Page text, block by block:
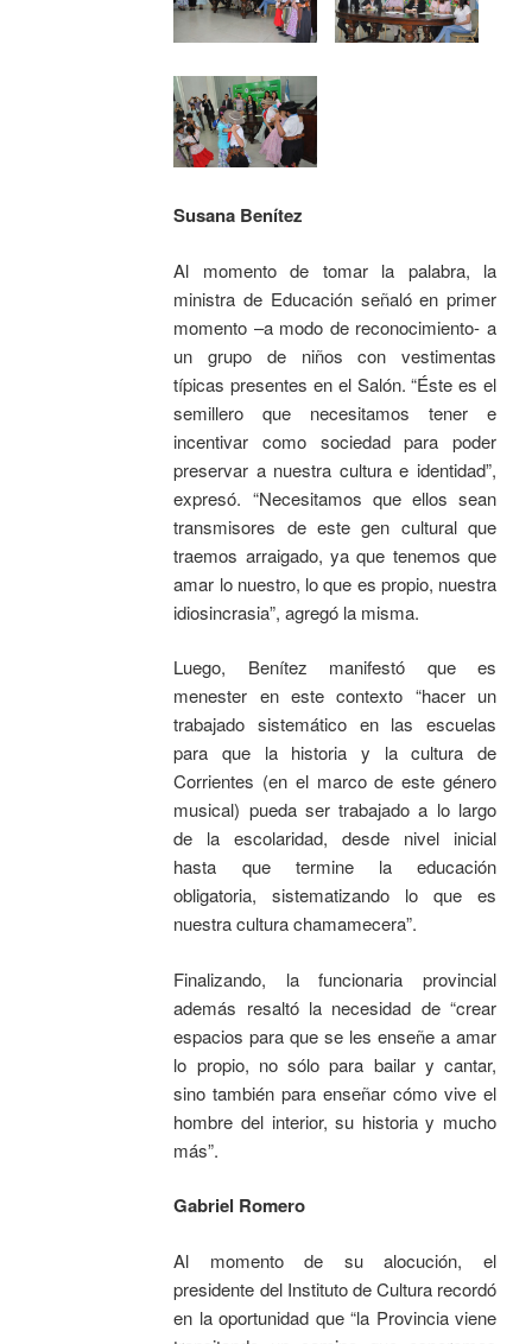
Susana Benítez
Al momento de tomar la palabra, la
ministra de Educación señaló en primer
momento –a modo de reconocimiento- a
un grupo de niños con vestimentas
típicas presentes en el Salón. “Éste es el
semillero que necesitamos tener e
incentivar como sociedad para poder
preservar a nuestra cultura e identidad”,
expresó. “Necesitamos que ellos sean
transmisores de este gen cultural que
traemos arraigado, ya que tenemos que
amar lo nuestro, lo que es propio, nuestra
idiosincrasia”, agregó la misma.
Luego, Benítez manifestó que es
menester en este contexto “hacer un
trabajado sistemático en las escuelas
para que la historia y la cultura de
Corrientes (en el marco de este género
musical) pueda ser trabajado a lo largo
de la escolaridad, desde nivel inicial
hasta que termine la educación
obligatoria, sistematizando lo que es
nuestra cultura chamamecera”.
Finalizando, la funcionaria provincial
además resaltó la necesidad de “crear
espacios para que se les enseñe a amar
lo propio, no sólo para bailar y cantar,
sino también para enseñar cómo vive el
hombre del interior, su historia y mucho
más”.
Gabriel Romero
Al momento de su alocución, el
presidente del Instituto de Cultura recordó
en la oportunidad que “la Provincia viene